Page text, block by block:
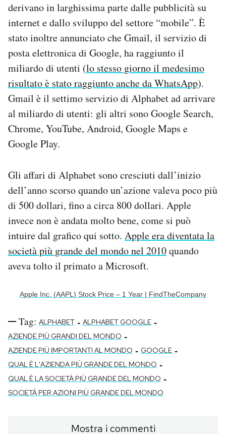
derivano in larghissima parte dalle pubblicità su
internet e dallo sviluppo del settore “mobile”. È
stato inoltre annunciato che Gmail, il servizio di
posta elettronica di Google, ha raggiunto il
miliardo di utenti (lo stesso giorno il medesimo
risultato è stato raggiunto anche da WhatsApp).
Gmail è il settimo servizio di Alphabet ad arrivare
al miliardo di utenti: gli altri sono Google Search,
Chrome, YouTube, Android, Google Maps e
Google Play.
Gli affari di Alphabet sono cresciuti dall’inizio
dell’anno scorso quando un’azione valeva poco più
di 500 dollari, fino a circa 800 dollari. Apple
invece non è andata molto bene, come si può
intuire dal grafico qui sotto. Apple era diventata la
società più grande del mondo nel 2010quando
aveva tolto il primato a Microsoft.
Apple Inc. (AAPL) Stock Price – 1 Year | FindTheCompany
Tag: ALPHABET - ALPHABET GOOGLE -
AZIENDE PIÙ GRANDI DEL MONDO -
AZIENDE PIÙ IMPORTANTI AL MONDO - GOOGLE -
QUAL È L'AZIENDA PIÙ GRANDE DEL MONDO -
QUAL È LA SOCIETÀ PIÙ GRANDE DEL MONDO -
SOCIETÀ PER AZIONI PIÙ GRANDE DEL MONDO
Mostra i commenti